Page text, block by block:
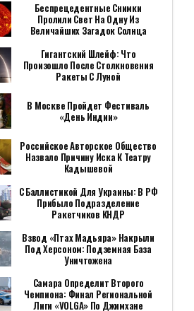
Беспрецедентные Снимки
Пролили Свет На Одну Из
Величайших Загадок Солнца
Гигантский Шлейф: Что
Произошло После Столкновения
Ракеты С Луной
В Москве Пройдет Фестиваль
«День Индии»
Российское Авторское Общество
Назвало Причину Иска К Театру
Кадышевой
С Баллистикой Для Украины: В РФ
Прибыло Подразделение
Ракетчиков КНДР
Взвод «Птах Мадьяра» Накрыли
Под Херсоном: Подземная База
Уничтожена
Самара Определит Второго
Чемпиона: Финал Региональной
Лиги «VOLGA» По Джимхане